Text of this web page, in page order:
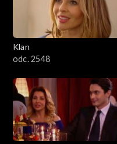
Klan
odc. 2548